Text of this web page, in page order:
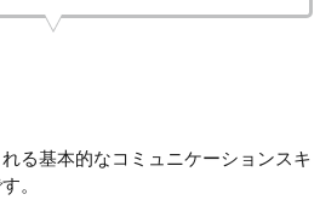
る基本的なコミュニケーションスキ
。